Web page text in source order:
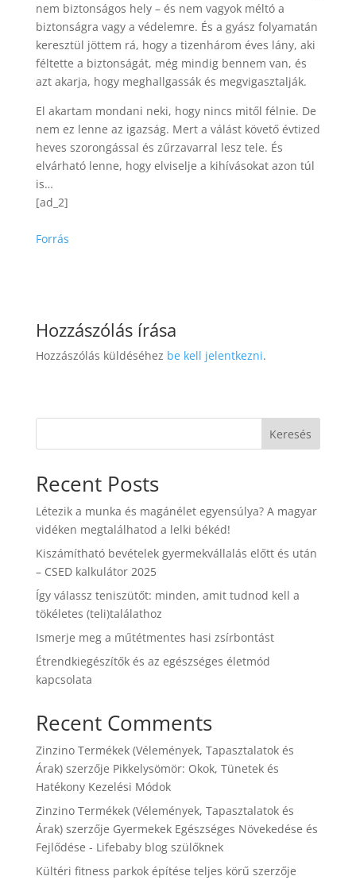
nem biztonságos hely – és nem vagyok méltó a
biztonságra vagy a védelemre. És a gyász folyamatán
keresztül jöttem rá, hogy a tizenhárom éves lány, aki
féltette a biztonságát, még mindig bennem van, és
azt akarja, hogy meghallgassák és megvigasztalják.
El akartam mondani neki, hogy nincs mitől félnie. De
nem ez lenne az igazság. Mert a válást követő évtized
heves szorongással és zűrzavarral lesz tele. És
elvárható lenne, hogy elviselje a kihívásokat azon túl
is…
[ad_2]
Forrás
Hozzászólás írása
Hozzászólás küldéséhez be kell jelentkezni.
Keresés
Recent Posts
Létezik a munka és magánélet egyensúlya? A magyar
vidéken megtalálhatod a lelki békéd!
Kiszámítható bevételek gyermekvállalás előtt és után
– CSED kalkulátor 2025
Így válassz teniszütőt: minden, amit tudnod kell a
tökéletes (teli)találathoz
Ismerje meg a műtétmentes hasi zsírbontást
Étrendkiegészítők és az egészséges életmód
kapcsolata
Recent Comments
Zinzino Termékek (Vélemények, Tapasztalatok és
Árak)szerzője Pikkelysömör: Okok, Tünetek és
Hatékony Kezelési Módok
Zinzino Termékek (Vélemények, Tapasztalatok és
Árak)szerzője Gyermekek Egészséges Növekedése és
Fejlődése - Lifebaby blog szülőknek
Kültéri fitness parkok építése teljes körű szerzője